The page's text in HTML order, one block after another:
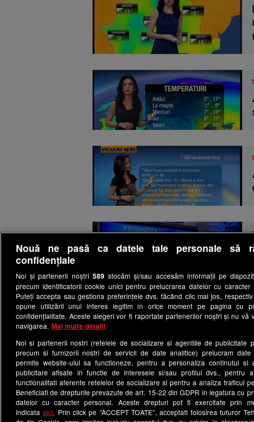
1 2 3
Termeni si conditii Cod deontologic
Politica de confidentialitate Anunturi
Nouă ne pasă ca datele tale personale să
confidențiale
Noi și partenerii noștri 589 stocăm și/sau accesăm informații pe
precum identificatorii cookie unici pentru prelucrarea datelor cu caracter
Puteți accepta sau gestiona preferințele dvs. făcând clic mai jos,
opune utilizării unui interes legitim în orice moment pe pagina cu
confidențialitate. Aceste alegeri vor fi raportate partenerilor noștri și nu vă
navigarea. Mai multe detalii
Noi si partenerii nostri (retelele de socializare si agentiile de publicitate
precum si furnizorii nostri de servicii de date analitice) prelucram
permite website-ului sa functioneze, pentru a personaliza continutul si
publicitare afisate in functie de interesele si/sau profilul dvs., pentru
functionalitati aferente retelelor de socializare si pentru a analiza traficul
Beneficiati de drepturile prevazute de art. 15-22 din GDPR in legatura cu
datelor cu caracter personal. Aceste drepturi pot fi exercitate prin
indicataaici. Prin click pe “ACCEPT TOATE”, acceptati folosirea tuturor